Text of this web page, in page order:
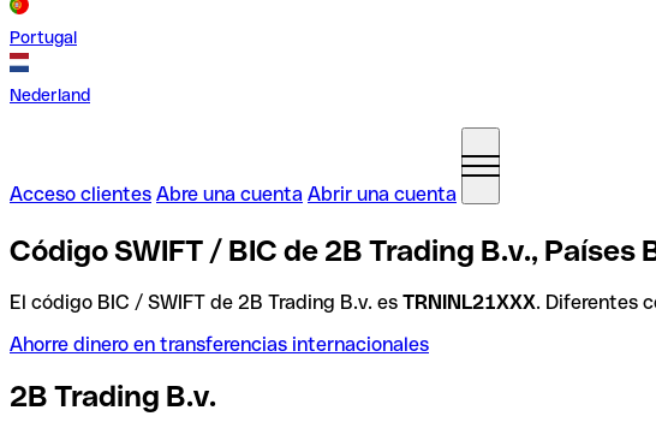
Portugal
Nederland
Acceso clientes Abre una cuenta Abrir una cuenta
Código SWIFT / BIC de 2B Trading B.v., Países
El código BIC / SWIFT de 2B Trading B.v. es TRNINL21XXX. Diferentes
Ahorre dinero en transferencias internacionales
2B Trading B.v.